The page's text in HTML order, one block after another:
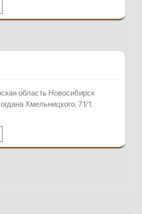
область Новосибирск
Хмельницкого, 71/1,